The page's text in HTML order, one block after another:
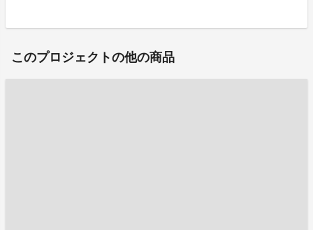
このプロジェクトの他の商品